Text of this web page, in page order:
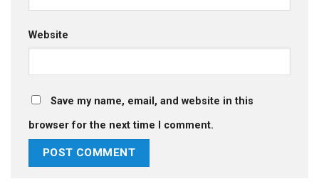
Website
Save my name, email, and website in this
browser for the next time I comment.